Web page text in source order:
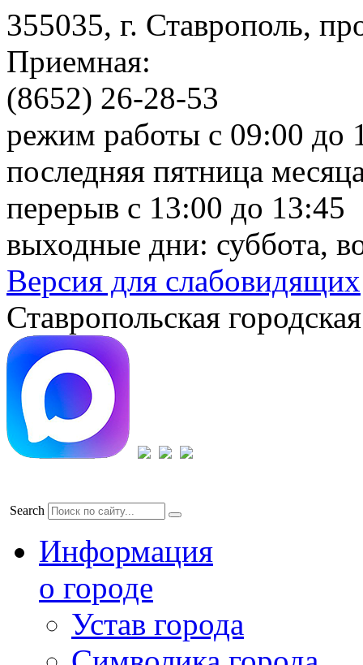
355035, г. Ставрополь,
Приемная:
(8652) 26-28-53
режим работы с 09:00 до
последняя пятница
перерыв с 13:00 до 13:45
выходные дни: суббота,
Версия для слабовидящих
Ставропольская
Search
Информация
о городе
Устав города